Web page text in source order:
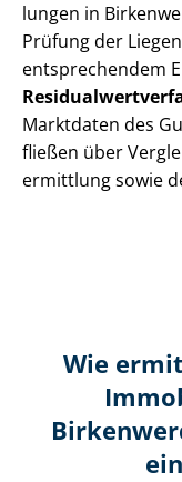
lun­gen in
Prüfung der
entsprechendem
Marktdaten des
fließen über
ermitt­lung sowie
Wie